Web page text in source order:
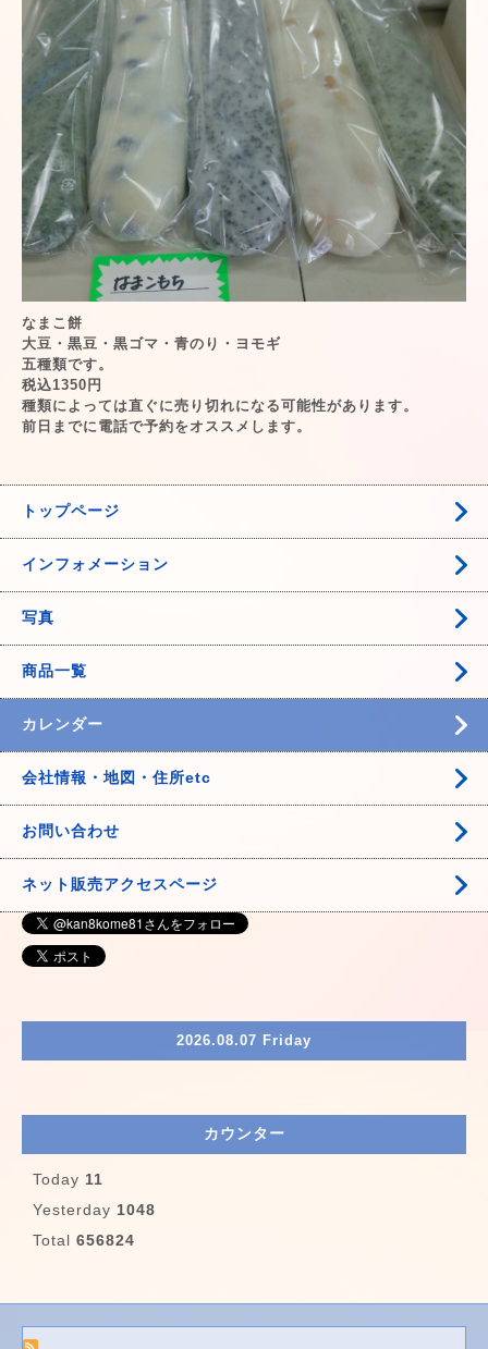
なまこ餅
大豆・黒豆・黒ゴマ・青のり・ヨモギ
五種類です。
税込1350円
種類によっては直ぐに売り切れになる可能性があります。
前日までに電話で予約をオススメします。
トップページ
インフォメーション
写真
商品一覧
カレンダー
会社情報・地図・住所etc
お問い合わせ
ネット販売アクセスページ
2026.08.07 Friday
カウンター
Today 11
Yesterday 1048
Total 656824